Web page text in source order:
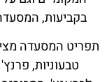
בקביעות,
תפריט המסעדה
טבעוניות,